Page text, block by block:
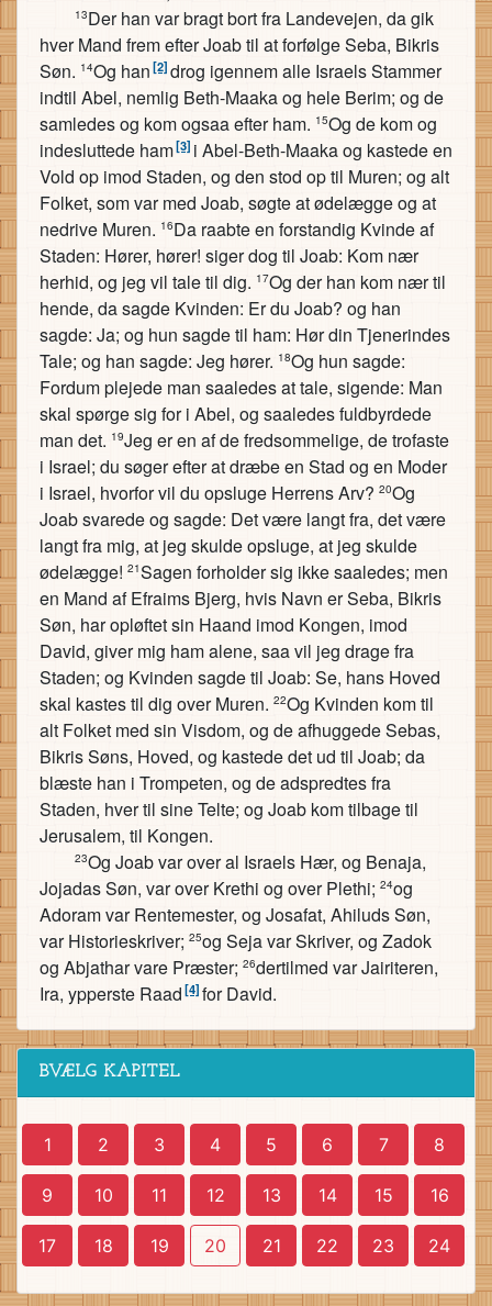
13Der han var bragt bort fra Landevejen, da gik
hver Mand frem efter Joab til at forfølge Seba, Bikris
Søn. 14Og han[2]drog igennem alle Israels Stammer
indtil Abel, nemlig Beth-Maaka og hele Berim; og de
samledes og kom ogsaa efter ham. 15Og de kom og
indesluttede ham[3]i Abel-Beth-Maaka og kastede en
Vold op imod Staden, og den stod op til Muren; og alt
Folket, som var med Joab, søgte at ødelægge og at
nedrive Muren. 16Da raabte en forstandig Kvinde af
Staden: Hører, hører! siger dog til Joab: Kom nær
herhid, og jeg vil tale til dig. 17Og der han kom nær til
hende, da sagde Kvinden: Er du Joab? og han
sagde: Ja; og hun sagde til ham: Hør din Tjenerindes
Tale; og han sagde: Jeg hører. 18Og hun sagde:
Fordum plejede man saaledes at tale, sigende: Man
skal spørge sig for i Abel, og saaledes fuldbyrdede
man det. 19Jeg er en af de fredsommelige, de trofaste
i Israel; du søger efter at dræbe en Stad og en Moder
i Israel, hvorfor vil du opsluge Herrens Arv? 20Og
Joab svarede og sagde: Det være langt fra, det være
langt fra mig, at jeg skulde opsluge, at jeg skulde
ødelægge! 21Sagen forholder sig ikke saaledes; men
en Mand af Efraims Bjerg, hvis Navn er Seba, Bikris
Søn, har opløftet sin Haand imod Kongen, imod
David, giver mig ham alene, saa vil jeg drage fra
Staden; og Kvinden sagde til Joab: Se, hans Hoved
skal kastes til dig over Muren. 22Og Kvinden kom til
alt Folket med sin Visdom, og de afhuggede Sebas,
Bikris Søns, Hoved, og kastede det ud til Joab; da
blæste han i Trompeten, og de adspredtes fra
Staden, hver til sine Telte; og Joab kom tilbage til
Jerusalem, til Kongen.
23Og Joab var over al Israels Hær, og Benaja,
Jojadas Søn, var over Krethi og over Plethi; 24og
Adoram var Rentemester, og Josafat, Ahiluds Søn,
var Historieskriver; 25og Seja var Skriver, og Zadok
og Abjathar vare Præster; 26dertilmed var Jairiteren,
Ira, ypperste Raad[4]for David.
BVÆLG KAPITEL
1 2 3 4 5 6 7 8
9 10 11 12 13 14 15 16
17 18 19 20 21 22 23 24